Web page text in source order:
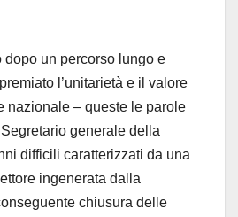
dopo un percorso lungo e
l’unitarietà e il valore
nazionale – queste le parole
generale della
difficili caratterizzati da una
ingenerata dalla
chiusura delle